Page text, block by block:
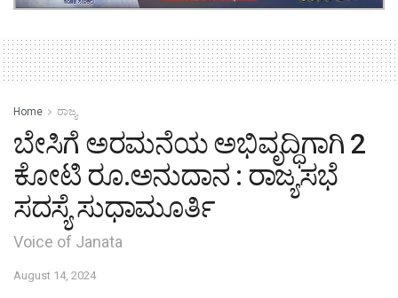
Home ರಾಜ್ಯ
ಬೇಸಿಗೆ ಅರಮನೆಯ ಅಭಿವೃದ್ಧಿಗಾಗಿ 2
ಕೋಟಿ ರೂ.ಅನುದಾನ : ರಾಜ್ಯಸಭೆ
ಸದಸ್ಯೆ ಸುಧಾಮೂರ್ತಿ
Voice of Janata
August 14, 2024